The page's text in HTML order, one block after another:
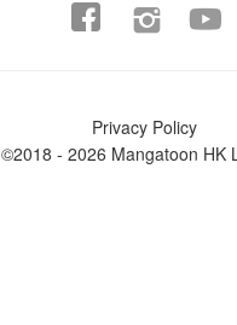
 
Privacy Policy
©2018 - 2026 Mangatoon HK